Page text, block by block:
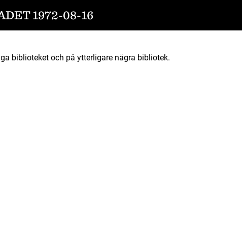
1972-08-16
biblioteket och på ytterligare några bibliotek.